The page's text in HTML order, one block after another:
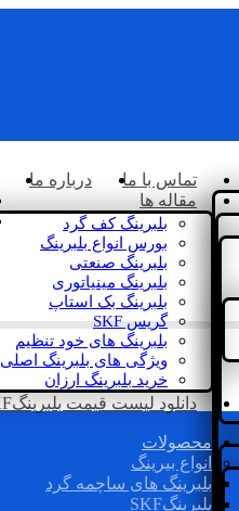
تماس با ما درباره ما
مقاله ها
بلبرینگ کف گرد
بورس انواع بلبرینگ
بلبرینگ صنعتی
بلبرینگ مینیاتوری
بلبرینگ بک استاپ
گریس SKF
بلبرینگ های خود تنظیم
ویژگی های بلبرینگ اصلی
خرید بلبرینگ ارزان
دانلود لیست قیمت بلبرینگSKF
محصولات
انواع بیرینگ
بلبرینگ های ساچمه گرد
بلبرینگSKF